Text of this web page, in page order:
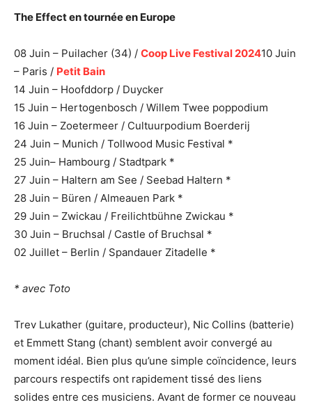
The Effect en tournée en Europe
08 Juin – Puilacher (34) / Coop Live Festival 202410 Juin
– Paris / Petit Bain
14 Juin – Hoofddorp / Duycker
15 Juin – Hertogenbosch / Willem Twee poppodium
16 Juin – Zoetermeer / Cultuurpodium Boerderij
24 Juin – Munich / Tollwood Music Festival *
25 Juin– Hambourg / Stadtpark *
27 Juin – Haltern am See / Seebad Haltern *
28 Juin – Büren / Almeauen Park *
29 Juin – Zwickau / Freilichtbühne Zwickau *
30 Juin – Bruchsal / Castle of Bruchsal *
02 Juillet – Berlin / Spandauer Zitadelle *
* avec Toto
Trev Lukather (guitare, producteur), Nic Collins (batterie)
et Emmett Stang (chant) semblent avoir convergé au
moment idéal. Bien plus qu’une simple coïncidence, leurs
parcours respectifs ont rapidement tissé des liens
solides entre ces musiciens. Avant de former ce nouveau